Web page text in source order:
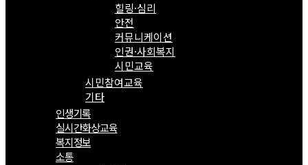
힐링·심리
안전
커뮤니케이션
인권·사회복지
시민교육
시민참여교육
기타
인생기록
실시간화상교육
복지정보
소통